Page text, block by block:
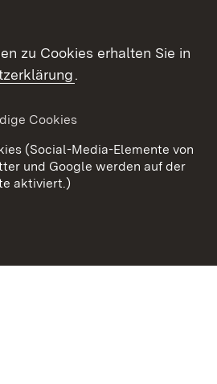
Datenschutz
Cookies
zu Cookies erhalten Sie in
.
Cookies
(Social-Media-Elemente von
und Google werden auf der
aktiviert.)